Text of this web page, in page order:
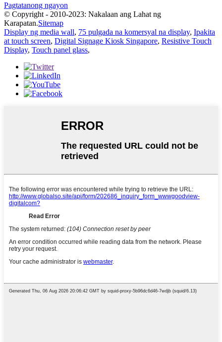
Pagtatanong ngayon
© Copyright - 2010-2023: Nakalaan ang Lahat ng
Karapatan.Sitemap
Display ng media wall, 75 pulgada na komersyal na display, Ipakita
at touch screen, Digital Signage Kiosk Singapore, Resistive Touch
Display, Touch panel glass,